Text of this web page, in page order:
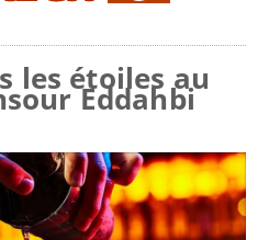
les étoiles au
Eddahbi